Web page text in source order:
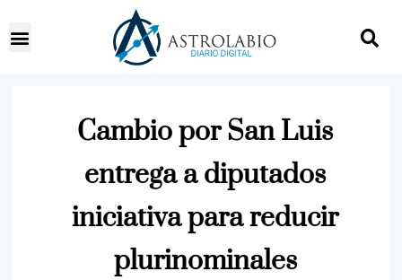
Cambio por San Luis
entrega a diputados
iniciativa para reducir
plurinominales